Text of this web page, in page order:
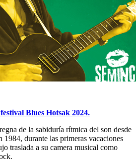
Blues Hotsak 2024.
de la sabiduría rítmica del son desde
1984, durante las primeras vacaciones
traslada a su camera musical como